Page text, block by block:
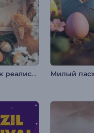
Вступление к реалистичным пасхальным кроликам